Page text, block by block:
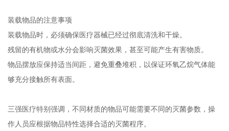
装载物品的注意事项
装载物品时，必须确保医疗器械已经过彻底清洗和干燥。
残留的有机物或水分会影响灭菌效果，甚至可能产生有害物质。
物品摆放应保持适当间距，避免重叠堆积，以保证环氧乙烷气体能
够充分接触所有表面。
三强医疗特别强调，不同材质的物品可能需要不同的灭菌参数，操
作人员应根据物品特性选择合适的灭菌程序。